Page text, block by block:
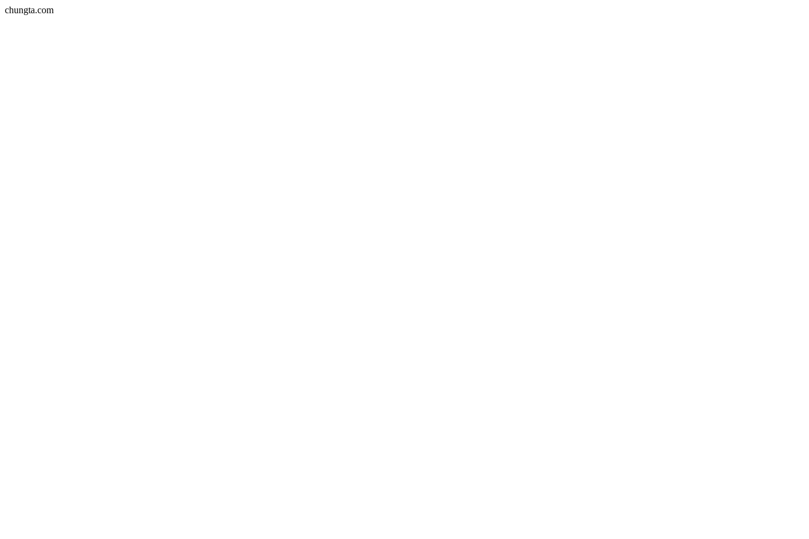
chungta.com